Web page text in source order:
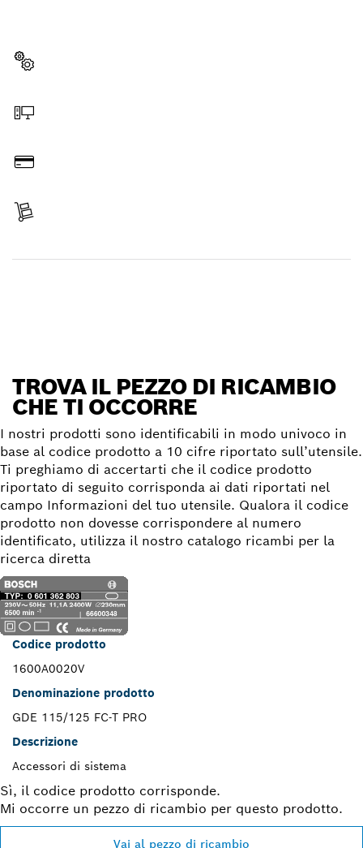
TROVA IL PEZZO DI RICAMBIO
CHE TI OCCORRE
I nostri prodotti sono identificabili in modo univoco in
base al codice prodotto a 10 cifre riportato sull’utensile.
Ti preghiamo di accertarti che il codice prodotto
riportato di seguito corrisponda ai dati riportati nel
campo Informazioni del tuo utensile. Qualora il codice
prodotto non dovesse corrispondere al numero
identificato, utilizza il nostro catalogo ricambi per la
ricerca diretta
Codice prodotto
1600A0020V
Denominazione prodotto
GDE 115/125 FC-T PRO
Descrizione
Accessori di sistema
Sì, il codice prodotto corrisponde.
Mi occorre un pezzo di ricambio per questo prodotto.
Vai al pezzo di ricambio